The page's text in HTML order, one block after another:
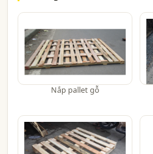
Nắp pallet gỗ